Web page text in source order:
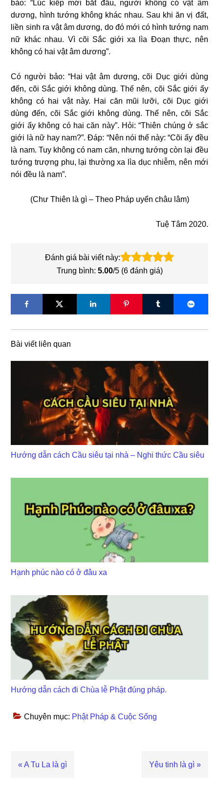
bảo: “Lúc kiếp mới bắt đầu, người không có vật âm
dương, hình tướng không khác nhau. Sau khi ăn vị đất,
liền sinh ra vật âm dương, do đó mới có hình tướng nam
nữ khác nhau. Vì cõi Sắc giới xa lìa Đoạn thực, nên
không có hai vật âm dương”.
Có người bảo: “Hai vật âm dương, cõi Dục giới dùng
đến, cõi Sắc giới không dùng. Thế nên, cõi Sắc giới ấy
không có hai vật này. Hai căn mũi lưỡi, cõi Dục giới
dùng đến, cõi Sắc giới không dùng. Thế nên, cõi Sắc
giới ấy không có hai căn này”. Hỏi: “Thiên chúng ở sắc
giới là nữ hay nam?”. Đáp: “Nên nói thế này: “Cõi ấy đều
là nam. Tuy không có nam căn, nhưng tướng còn lại đều
tướng trượng phu, lại thường xa lìa dục nhiễm, nên mới
nói đều là nam”.
(Chư Thiên là gì – Theo Pháp uyển châu lâm)
Tuệ Tâm 2020.
Đánh giá bài viết này:
Trung bình: 5.00/5 (6đánh giá)
Bài viết liên quan
Hướng dẫn cách Cầu siêu tại nhà – Nghi thức Cầu siêu
Hạnh phúc nào có ở đâu xa
Hướng dẫn cách đi Chùa lễ Phật đúng pháp.
Chuyên mục: Phật Pháp & Cuộc Sống
Bài
« A Tu La là gì
Bài
Yêu tinh là gì »